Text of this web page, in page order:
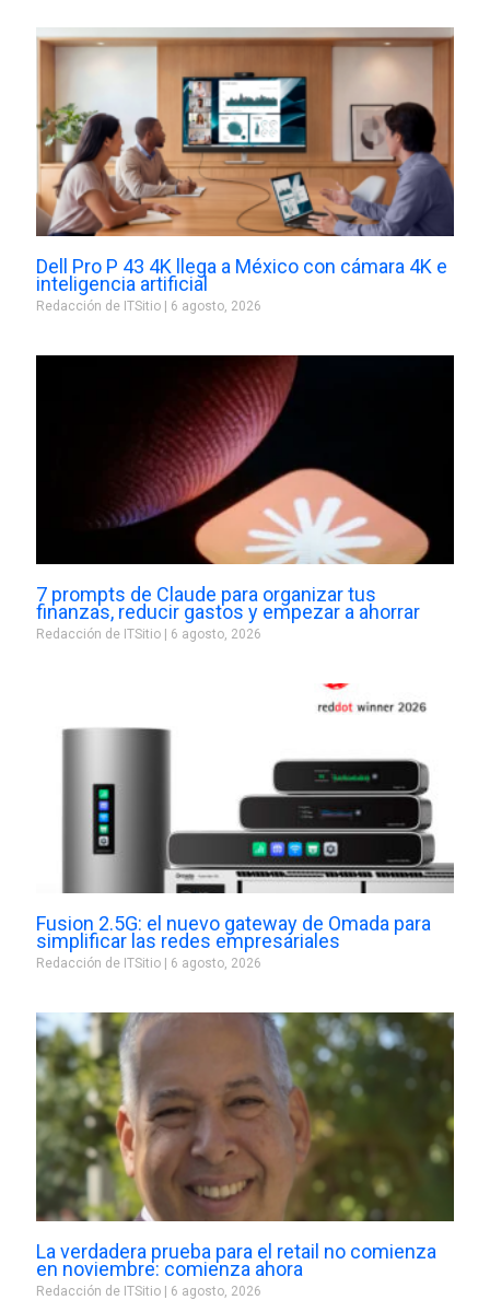
Dell Pro P 43 4K llega a México con cámara 4K e
inteligencia artificial
Redacción de ITSitio 6 agosto, 2026
7 prompts de Claude para organizar tus
finanzas, reducir gastos y empezar a ahorrar
Redacción de ITSitio 6 agosto, 2026
Fusion 2.5G: el nuevo gateway de Omada para
simplificar las redes empresariales
Redacción de ITSitio 6 agosto, 2026
La verdadera prueba para el retail no comienza
en noviembre: comienza ahora
Redacción de ITSitio 6 agosto, 2026